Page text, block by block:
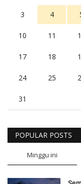
3 4
10 11
17 18
24 25
31
POPULAR POSTS
Minggu ini